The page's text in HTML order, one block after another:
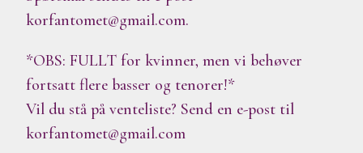
korfantomet@gmail.com.
*OBS: FULLT for kvinner, men vi behøver
fortsatt flere basser og tenorer!*
Vil du stå på venteliste? Send en e-post til
korfantomet@gmail.com